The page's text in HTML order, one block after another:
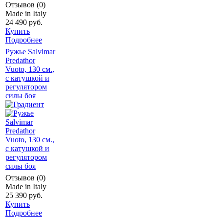
Отзывов (0)
Made in Italy
24 490 руб.
Купить
Подробнее
Ружье Salvimar
Predathor
Vuoto, 130 см.,
с катушкой и
регулятором
силы боя
Отзывов (0)
Made in Italy
25 390 руб.
Купить
Подробнее